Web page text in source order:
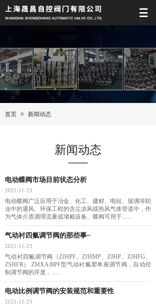
首页 ≡ 新闻动态
新闻动态
电动蝶阀市场目前状态分析
2021-11-23
电动蝶阀广泛应用于冶金、化工、建材、电站、玻璃等职
业中的通风、环保工程的含尘凉风或热风气体管道中，作
为气体介质调理流量或堵截设备。蝶阀可用于......
气动衬四氟调节阀的那些事~
2021-11-23
气动衬四氟调节阀（ZJHPF、ZJHMP、ZJHP、ZJHFG、
ZSHFR） ZMXA/BPF型气动衬氟塑单座调节阀，自动控
制调节阀的开度，......
电动比例调节阀的安装规范和重要性
2021-11-23